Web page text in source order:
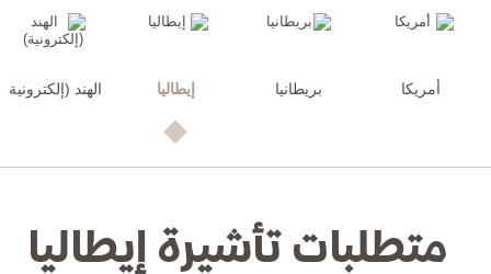
أمريكا بريطانيا إيطاليا الهند (إلكترونية)
متطلبات تأشيرة إيطاليا